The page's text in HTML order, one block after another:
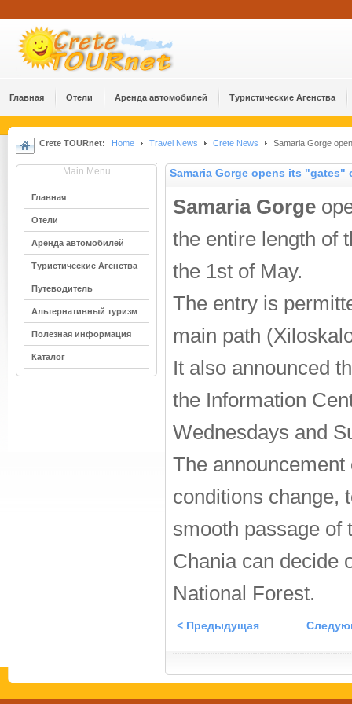
Главная Отели Аренда автомобилей Туристические Агенства
Crete TOURnet: Home Travel News Crete News Samaria Gorge
Main Menu
Главная
Отели
Аренда автомобилей
Туристические Агенства
Путеводитель
Альтернативный туризм
Полезная информация
Каталог
Samaria Gorge opens its "gates"
Samaria Gorge
the entire length of
the 1st of May.
The entry is
main path
It also announced
the Information
Wednesdays and
The
conditions change,
smooth passage of
Chania can decide
National Forest.
< Предыдущая